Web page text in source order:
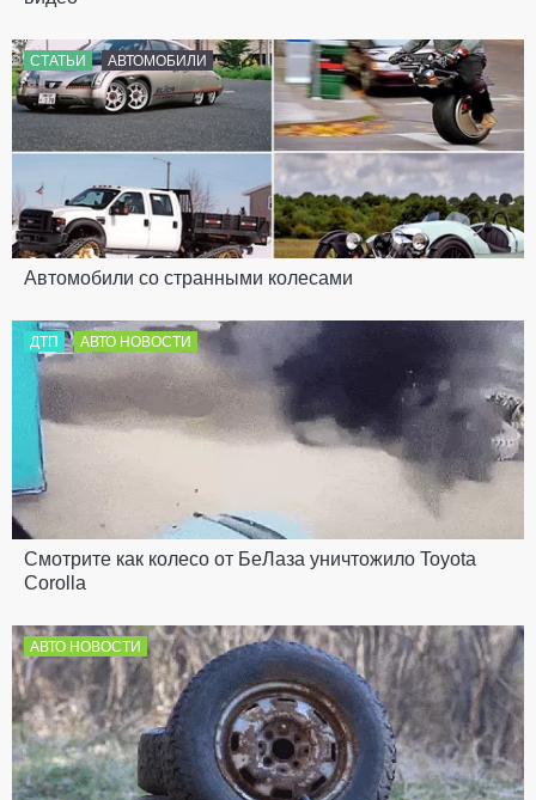
СТАТЬИ АВТОМОБИЛИ
Автомобили со странными колесами
ДТП АВТО НОВОСТИ
Смотрите как колесо от БеЛаза уничтожило Toyota
Corolla
АВТО НОВОСТИ